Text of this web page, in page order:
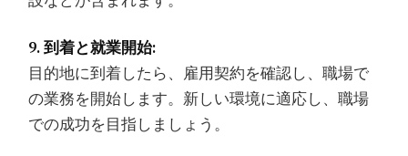
9. 到着と就業開始:
目的地に到着したら、雇用契約を確認し、職場で
の業務を開始します。新しい環境に適応し、職場
での成功を目指しましょう。